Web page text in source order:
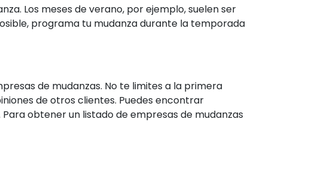
Los meses de verano, por ejemplo, suelen ser
programa tu mudanza durante la temporada
de mudanzas. No te limites a la primera
de otros clientes. Puedes encontrar
obtener un listado de empresas de mudanzas